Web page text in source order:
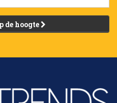
de hoogte